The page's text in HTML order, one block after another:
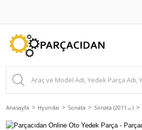
Anasayfa Hyundai Sonata Sonata (2011→)